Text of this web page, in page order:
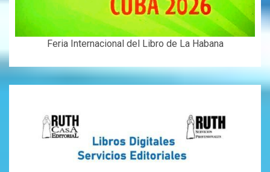
Feria Internacional del Libro de La Habana